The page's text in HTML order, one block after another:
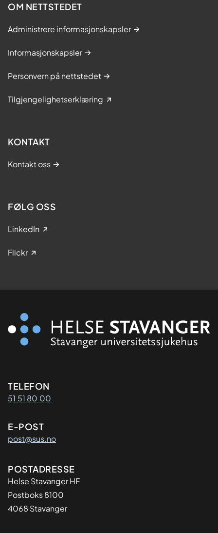
OM NETTSTEDET
Administrere informasjonskapsler
Informasjonskapsler
Personvern på nettstedet
Tilgjengelighetserklæring
KONTAKT
Kontakt oss
FØLG OSS
LinkedIn
Flickr
Kontaktinformasjon
TELEFON
51 51 80 00
E-POST
post@sus.no
Adresse
POSTADRESSE
Helse Stavanger HF
Postboks 8100
4068 Stavanger